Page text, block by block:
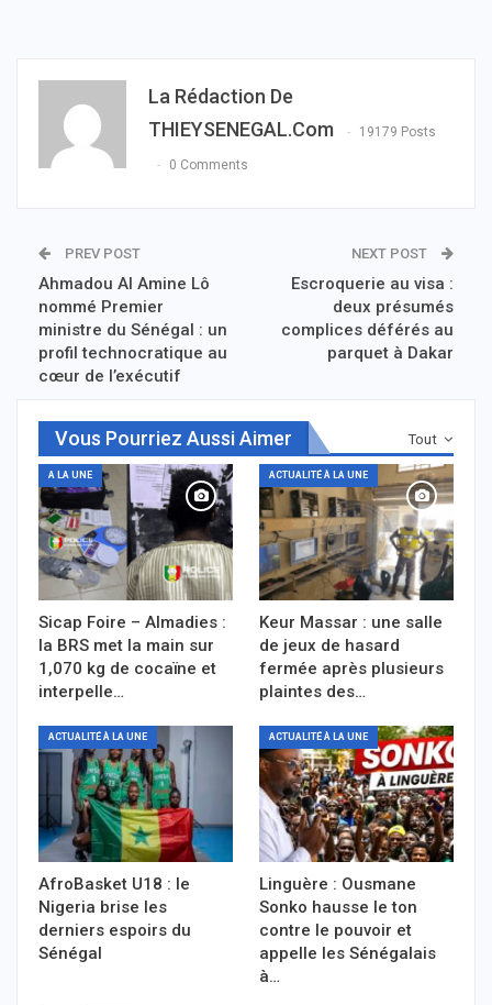
La Rédaction De
THIEYSENEGAL.com
19179 Posts
0 Comments
PREV POST
Ahmadou Al Amine Lô
nommé Premier
ministre du Sénégal : un
profil technocratique au
cœur de l’exécutif
NEXT POST
Escroquerie au visa :
deux présumés
complices déférés au
parquet à Dakar
Tout
Vous Pourriez Aussi Aimer
A LA UNE
Sicap Foire – Almadies :
la BRS met la main sur
1,070 kg de cocaïne et
interpelle…
ACTUALITÉ À LA UNE
Keur Massar : une salle
de jeux de hasard
fermée après plusieurs
plaintes des…
ACTUALITÉ À LA UNE
AfroBasket U18 : le
Nigeria brise les
derniers espoirs du
Sénégal
ACTUALITÉ À LA UNE
Linguère : Ousmane
Sonko hausse le ton
contre le pouvoir et
appelle les Sénégalais
à…